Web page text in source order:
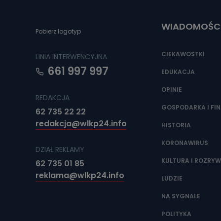
Jakie
Państwa (lub
źródeł
oraz partnerzy
Jak
Można to
Pobierz logotyp
LINIA INTERWENCYJNA
661 997 997
REDAKCJA
62 735 22 22
redakcja@wlkp24.info
DZIAŁ REKLAMY
62 735 01 85
reklama@wlkp24.info
CIEKAWOSTKI
EDUKACJA
OPINIE
GOSPODARKA I
HISTORIA
KORONAWIRUS
KULTURA I
LUDZIE
NA SYGNALE
POLITYKA